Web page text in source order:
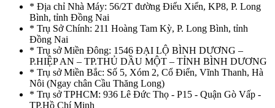
* Địa chỉ Nhà Máy: 56/2T đường Điểu Xiển, KP8, P. Long
Bình, tỉnh Đồng Nai
* Trụ Sở Chính: 211 Hoàng Tam Kỳ, P. Long Bình, tỉnh
Đồng Nai
* Trụ sở Miền Đông: 1546 ĐẠI LỘ BÌNH DƯƠNG –
P.HIỆP AN – TP.THỦ DẦU MỘT – TỈNH BÌNH DƯƠNG
* Trụ sở Miền Bắc: Số 5, Xóm 2, Cổ Điển, Vĩnh Thanh, Hà
Nôi (Ngay chân Cầu Thăng Long)
* Trụ sở TPHCM: 936 Lê Đức Thọ - P15 - Quận Gò Vấp -
TP.Hồ Chí Minh